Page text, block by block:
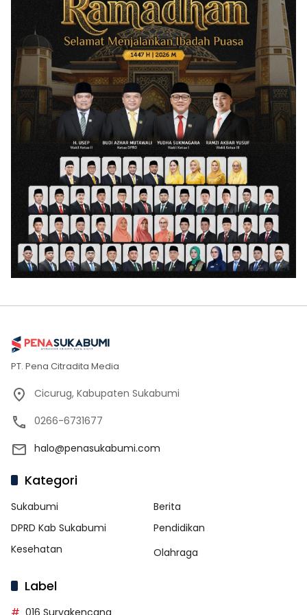
PT. Pena Citradita Media
Cicurug, Kabupaten Sukabumi
0266-6731677
halo@penasukabumi.com
Kategori
Sukabumi
Berita
DPRD Kab Sukabumi
Pendidikan
Kesehatan
Olahraga
Label